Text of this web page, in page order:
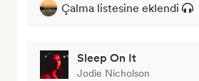
Çalma listesine eklendi
Sleep On It
Jodie Nicholson